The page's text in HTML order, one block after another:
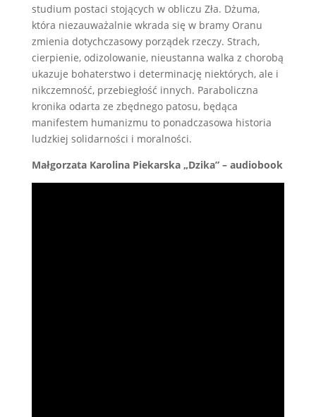
studium postaci stojących w obliczu Zła. Dżuma,
która niezauważalnie wkrada się w bramy Oranu
zmienia dotychczasowy porządek rzeczy. Strach,
cierpienie, odizolowanie, nieustanna walka z chorobą
ukazuje bohaterstwo i determinację niektórych, ale i
nikczemność, przebiegłość innych. Paraboliczna
kronika odarta ze zbędnego patosu, będąca
manifestem humanizmu to ponadczasowa historia
ludzkiej solidarności i moralności.
Małgorzata Karolina Piekarska „Dzika” – audiobook